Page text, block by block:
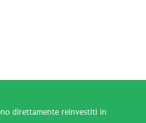
direttamente reinvestiti in